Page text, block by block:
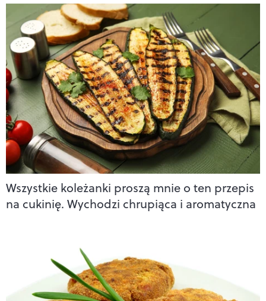
Wszystkie koleżanki proszą mnie o ten przepis
na cukinię. Wychodzi chrupiąca i aromatyczna